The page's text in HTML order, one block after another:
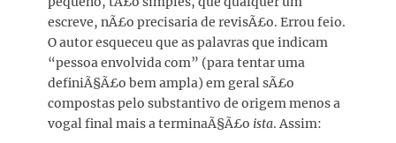
escreve, nÃ£o precisaria de revisÃ£o. Errou feio.
O autor esqueceu que as palavras que indicam
“pessoa envolvida com” (para tentar uma
definiÃ§Ã£o bem ampla) em geral sÃ£o
compostas pelo substantivo de origem menos a
vogal final mais a terminaÃ§Ã£o ista. Assim: